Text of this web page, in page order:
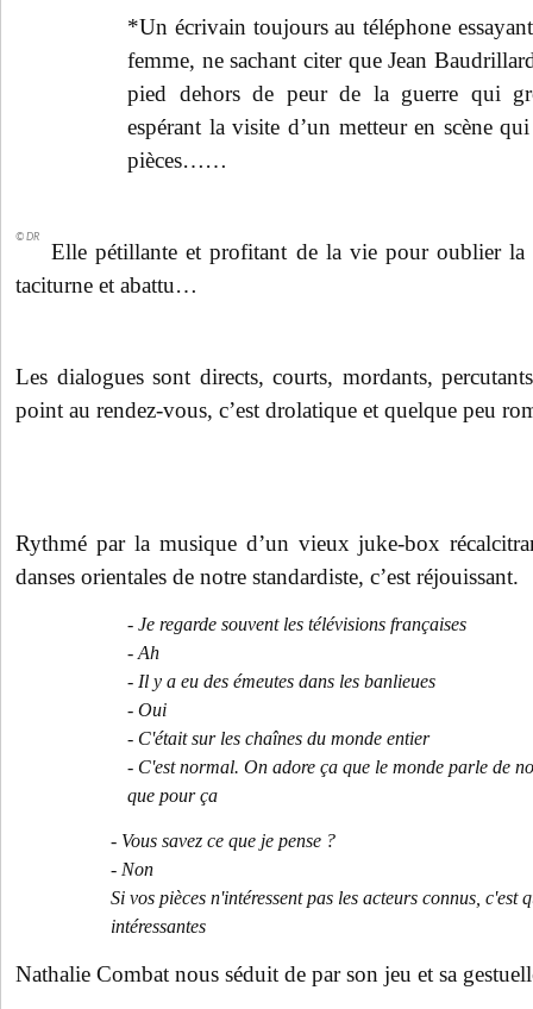
*Un écrivain toujours au téléphone
femme, ne sachant citer que Jean
pied dehors de peur de la guerre qui
espérant la visite d’un metteur en scène
pièces……
© DR
Elle pétillante et profitant de la vie pour oublier la
taciturne et abattu…
Les dialogues sont directs, courts, mordants,
point au rendez-vous, c’est drolatique et quelque peu
Rythmé par la musique d’un vieux juke-box
danses orientales de notre standardiste, c’est réjouissant.
- Je regarde souvent les télévisions françaises
- Ah
- Il y a eu des émeutes dans les banlieues
- Oui
- C'était sur les chaînes du monde entier
- C'est normal. On adore ça que le monde parle de
que pour ça
- Vous savez ce que je pense ?
- Non
Si vos pièces n'intéressent pas les acteurs connus, c'est
intéressantes
Nathalie Combat nous séduit de par son jeu et sa